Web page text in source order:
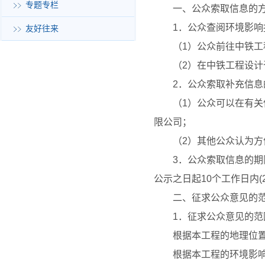
专题专栏
友好往来
一、公众索取信息的
1．公众查阅环境影
（1）公众前往中铁
（2）在中铁工程设
2．公众索取补充信
（1）公众可以在有
限公司；
（2）其他公众认为
3．公众索取信息的
公示之日起10个工作日内
二、征求公众意见的
1．征求公众意见的
根据本工程的地理位
根据本工程的环境影